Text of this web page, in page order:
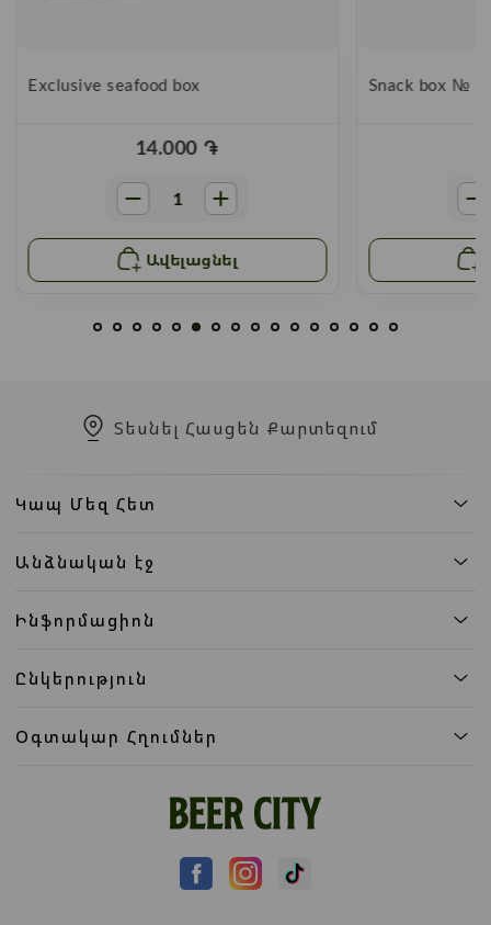
Exclusive seafood box
14.000 ֏
Ավելացնել
Snack box № 3
Տեսնել Հասցեն Քարտեզում
Կապ Մեզ Հետ
Անձնական էջ
Ինֆորմացիոն
Ընկերություն
Օգտակար Հղումներ